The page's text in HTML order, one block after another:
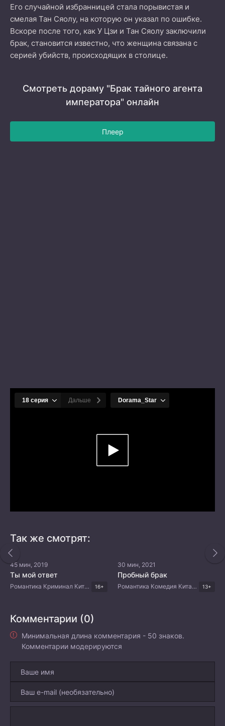
Его случайной избранницей стала порывистая и
смелая Тан Сяолу, на которую он указал по ошибке.
Вскоре после того, как У Цзи и Тан Сяолу заключили
брак, становится известно, что женщина связана с
серией убийств, происходящих в столице.
Смотреть дораму "Брак тайного агента
императора" онлайн
Плеер
Так же смотрят:
45 мин, 2019
Ты мой ответ
Романтика Криминал Китайские дорамы 16+
30 мин, 2021
Пробный брак
Романтика Комедия Китайские дорамы 13+
Комментарии (0)
Минимальная длина комментария - 50 знаков.
Комментарии модерируются